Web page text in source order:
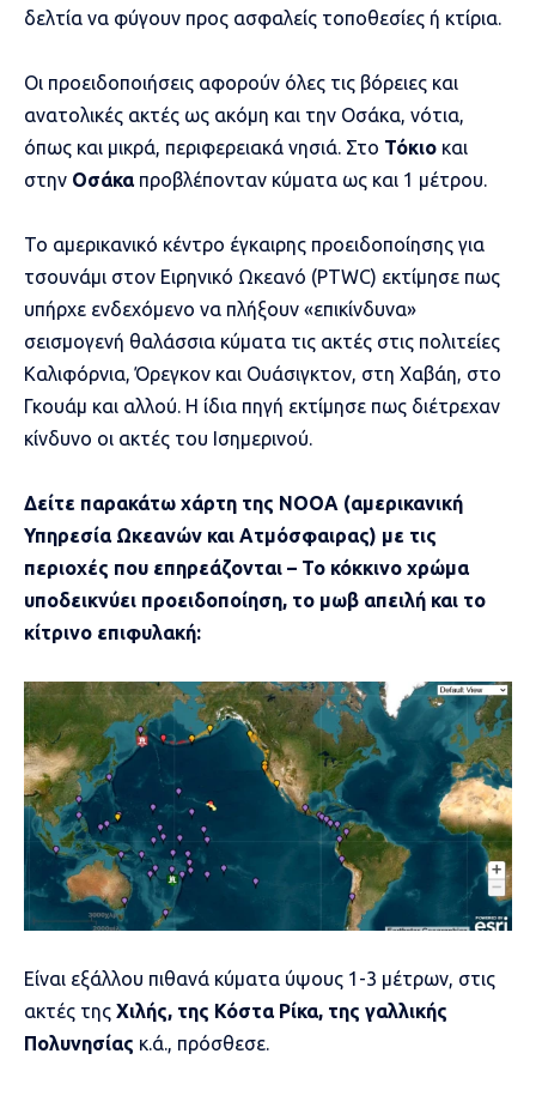
δελτία να φύγουν προς ασφαλείς τοποθεσίες ή κτίρια.
Οι προειδοποιήσεις αφορούν όλες τις βόρειες και
ανατολικές ακτές ως ακόμη και την Οσάκα, νότια,
όπως και μικρά, περιφερειακά νησιά. Στο Τόκιο και
στην Οσάκαπροβλέπονταν κύματα ως και 1 μέτρου.
Το αμερικανικό κέντρο έγκαιρης προειδοποίησης για
τσουνάμι στον Ειρηνικό Ωκεανό (PTWC) εκτίμησε πως
υπήρχε ενδεχόμενο να πλήξουν «επικίνδυνα»
σεισμογενή θαλάσσια κύματα τις ακτές στις πολιτείες
Καλιφόρνια, Όρεγκον και Ουάσιγκτον, στη Χαβάη, στο
Γκουάμ και αλλού. Η ίδια πηγή εκτίμησε πως διέτρεχαν
κίνδυνο οι ακτές του Ισημερινού.
Δείτε παρακάτω χάρτη της NOOA (αμερικανική
Υπηρεσία Ωκεανών και Ατμόσφαιρας) με τις
περιοχές που επηρεάζονται – To κόκκινο χρώμα
υποδεικνύει προειδοποίηση, το μωβ απειλή και το
κίτρινο επιφυλακή:
Είναι εξάλλου πιθανά κύματα ύψους 1-3 μέτρων, στις
ακτές της Χιλής, της Κόστα Ρίκα, της γαλλικής
Πολυνησίας κ.ά., πρόσθεσε.